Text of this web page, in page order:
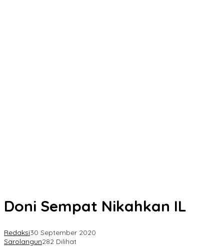
Doni Sempat Nikahkan IL
Redaksi30 September 2020
Sarolangun282 Dilihat